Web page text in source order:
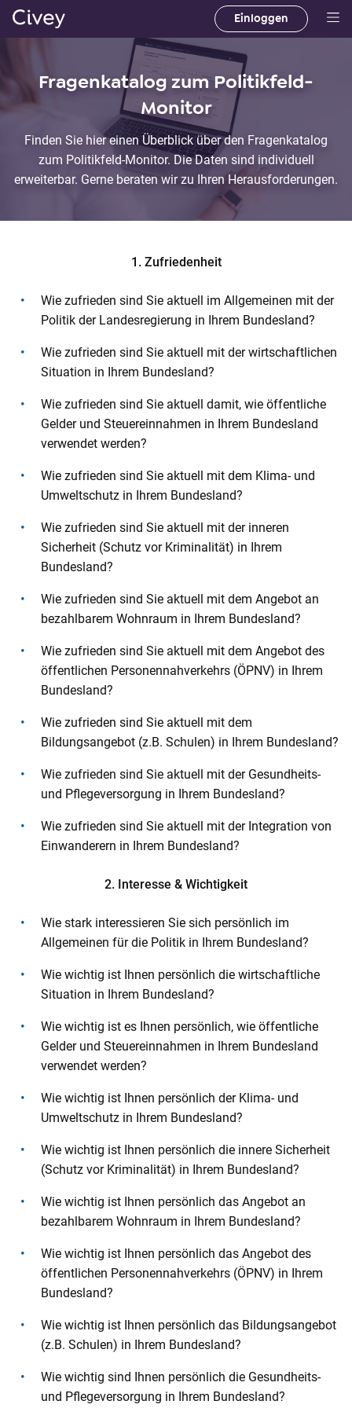
p
n
h
a
t
i
n
t
e
n
Einloggen
Fragenkatalog zum Politikfeld-
Monitor
Finden Sie hier einen Überblick über den Fragenkatalog
zum Politikfeld-Monitor. Die Daten sind individuell
erweiterbar. Gerne beraten wir zu Ihren Herausforderungen.
1. Zufriedenheit
Wie zufrieden sind Sie aktuell im Allgemeinen mit der
Politik der Landesregierung in Ihrem Bundesland?
Wie zufrieden sind Sie aktuell mit der wirtschaftlichen
Situation in Ihrem Bundesland?
Wie zufrieden sind Sie aktuell damit, wie öffentliche
Gelder und Steuereinnahmen in Ihrem Bundesland
verwendet werden?
Wie zufrieden sind Sie aktuell mit dem Klima- und
Umweltschutz in Ihrem Bundesland?
Wie zufrieden sind Sie aktuell mit der inneren
Sicherheit (Schutz vor Kriminalität) in Ihrem
Bundesland?
Wie zufrieden sind Sie aktuell mit dem Angebot an
bezahlbarem Wohnraum in Ihrem Bundesland?
Wie zufrieden sind Sie aktuell mit dem Angebot des
öffentlichen Personennahverkehrs (ÖPNV) in Ihrem
Bundesland?
Wie zufrieden sind Sie aktuell mit dem
Bildungsangebot (z.B. Schulen) in Ihrem Bundesland?
Wie zufrieden sind Sie aktuell mit der Gesundheits-
und Pflegeversorgung in Ihrem Bundesland?
Wie zufrieden sind Sie aktuell mit der Integration von
Einwanderern in Ihrem Bundesland?
2. Interesse & Wichtigkeit
Wie stark interessieren Sie sich persönlich im
Allgemeinen für die Politik in Ihrem Bundesland?
Wie wichtig ist Ihnen persönlich die wirtschaftliche
Situation in Ihrem Bundesland?
Wie wichtig ist es Ihnen persönlich, wie öffentliche
Gelder und Steuereinnahmen in Ihrem Bundesland
verwendet werden?
Wie wichtig ist Ihnen persönlich der Klima- und
Umweltschutz in Ihrem Bundesland?
Wie wichtig ist Ihnen persönlich die innere Sicherheit
(Schutz vor Kriminalität) in Ihrem Bundesland?
Wie wichtig ist Ihnen persönlich das Angebot an
bezahlbarem Wohnraum in Ihrem Bundesland?
Wie wichtig ist Ihnen persönlich das Angebot des
öffentlichen Personennahverkehrs (ÖPNV) in Ihrem
Bundesland?
Wie wichtig ist Ihnen persönlich das Bildungsangebot
(z.B. Schulen) in Ihrem Bundesland?
Wie wichtig sind Ihnen persönlich die Gesundheits-
und Pflegeversorgung in Ihrem Bundesland?